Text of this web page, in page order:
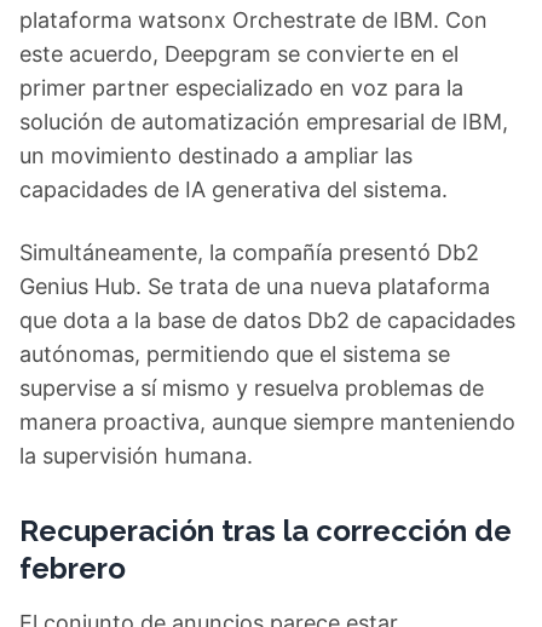
plataforma watsonx Orchestrate de IBM. Con
este acuerdo, Deepgram se convierte en el
primer partner especializado en voz para la
solución de automatización empresarial de IBM,
un movimiento destinado a ampliar las
capacidades de IA generativa del sistema.
Simultáneamente, la compañía presentó Db2
Genius Hub. Se trata de una nueva plataforma
que dota a la base de datos Db2 de capacidades
autónomas, permitiendo que el sistema se
supervise a sí mismo y resuelva problemas de
manera proactiva, aunque siempre manteniendo
la supervisión humana.
Recuperación tras la corrección de
febrero